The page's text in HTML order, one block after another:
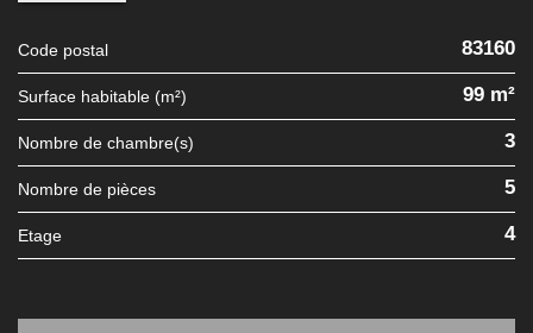
Code postal 83160
Surface habitable (m²) 99 m²
Nombre de chambre(s) 3
Nombre de pièces 5
Etage 4